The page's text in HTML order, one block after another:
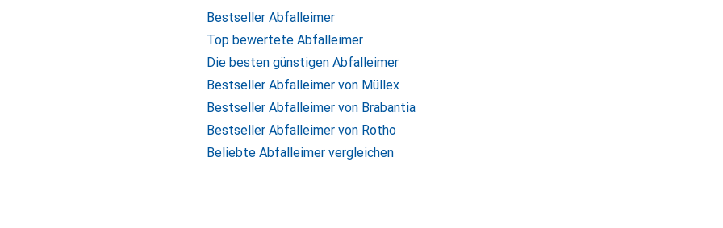
Bestseller Abfalleimer
Top bewertete Abfalleimer
Die besten günstigen Abfalleimer
Bestseller Abfalleimer von Müllex
Bestseller Abfalleimer von Brabantia
Bestseller Abfalleimer von Rotho
Beliebte Abfalleimer vergleichen